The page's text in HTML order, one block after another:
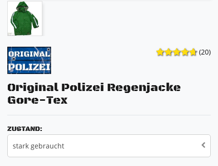
(20)
Original Polizei Regenjacke
Gore-Tex
ZUSTAND:
stark gebraucht